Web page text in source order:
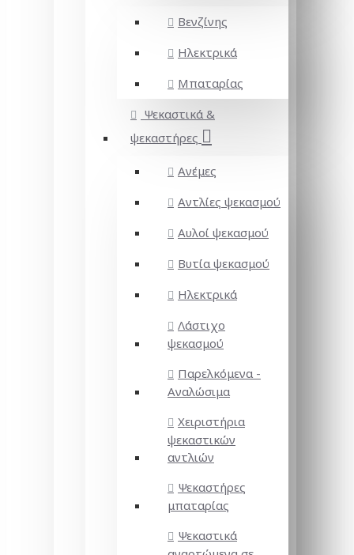
Βενζίνης
Ηλεκτρικά
Μπαταρίας
Ψεκαστικά &
ψεκαστήρες
Ανέμες
Αντλίες ψεκασμού
Αυλοί ψεκασμού
Βυτία ψεκασμού
Ηλεκτρικά
Λάστιχο
ψεκασμού
Παρελκόμενα -
Αναλώσιμα
Χειριστήρια
ψεκαστικών
αντλιών
Ψεκαστήρες
μπαταρίας
Ψεκαστικά